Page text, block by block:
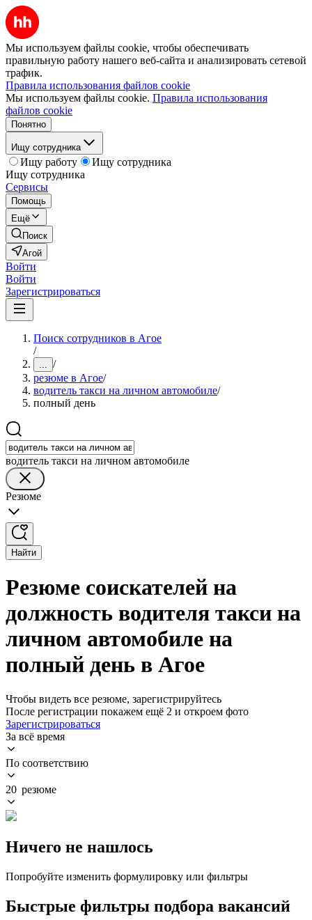
Мы используем файлы cookie, чтобы обеспечивать
правильную работу нашего веб-сайта и анализировать сетевой
трафик.
Правила использования файлов cookie
Мы используем файлы cookie. Правила использования
файлов cookie
Понятно
Ищу сотрудника
Ищу работу
Ищу сотрудника
Ищу сотрудника
Сервисы
Помощь
Ещё
Поиск
Агой
Войти
Войти
Зарегистрироваться
Поиск сотрудников в Агое
/
... /
резюме в Агое/
водитель такси на личном автомобиле/
полный день
водитель такси на личном автомобиле
Резюме
Найти
Резюме соискателей на
должность водителя такси на
личном автомобиле на
полный день в Агое
Чтобы видеть все резюме, зарегистрируйтесь
После регистрации покажем ещё 2 и откроем фото
Зарегистрироваться
За всё время
По соответствию
20 резюме
Ничего не нашлось
Попробуйте изменить формулировку или фильтры
Быстрые фильтры подбора вакансий